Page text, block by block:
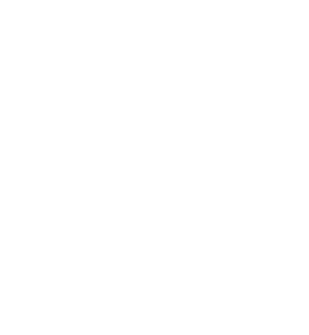
https://www.101tv.es/
Este hecho -apercibimiento
delegado de campo y se
referida (puntero láser) está